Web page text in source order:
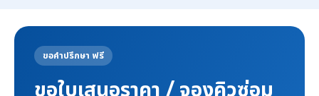
ขอคำปรึกษา ฟรี
ขอใบเสนอราคา / จองคิวซ่อม